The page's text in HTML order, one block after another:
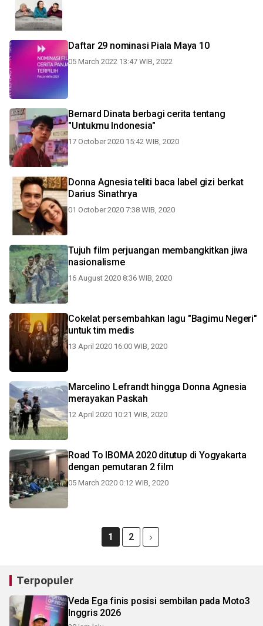
Daftar 29 nominasi Piala Maya 10
05 March 2022 13:47 WIB, 2022
Bernard Dinata berbagi cerita tentang
"Untukmu Indonesia"
17 October 2020 15:42 WIB, 2020
Donna Agnesia teliti baca label gizi berkat
Darius Sinathrya
01 October 2020 7:38 WIB, 2020
Tujuh film perjuangan membangkitkan jiwa
nasionalisme
16 August 2020 8:36 WIB, 2020
Cokelat persembahkan lagu "Bagimu Negeri"
untuk tim medis
13 April 2020 16:00 WIB, 2020
Marcelino Lefrandt hingga Donna Agnesia
merayakan Paskah
12 April 2020 10:21 WIB, 2020
Road To IBOMA 2020 ditutup di Yogyakarta
dengan pemutaran 2 film
05 March 2020 0:12 WIB, 2020
1 2
Terpopuler
Veda Ega finis posisi sembilan pada Moto3
Inggris 2026